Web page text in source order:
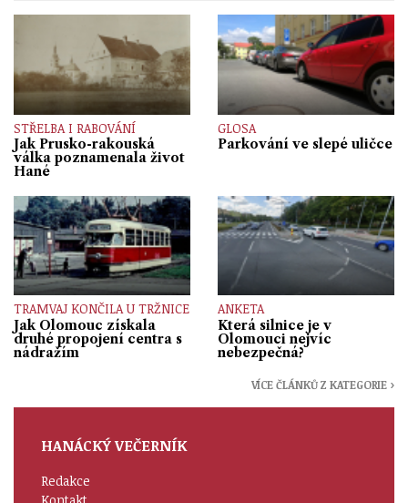
STŘELBA I RABOVÁNÍ
Jak Prusko-rakouská
válka poznamenala život
Hané
GLOSA
Parkování ve slepé uličce
TRAMVAJ KONČILA U TRŽNICE
Jak Olomouc získala
druhé propojení centra s
nádražím
ANKETA
Která silnice je v
Olomouci nejvíc
nebezpečná?
VÍCE ČLÁNKŮ Z KATEGORIE ›
HANÁCKÝ VEČERNÍK
Redakce